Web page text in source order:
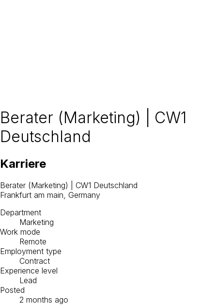
Berater (Marketing) | CW1
Deutschland
Karriere
Berater (Marketing) | CW1 Deutschland
Frankfurt am main, Germany
Department
Marketing
Work mode
Remote
Employment type
Contract
Experience level
Lead
Posted
2 months ago